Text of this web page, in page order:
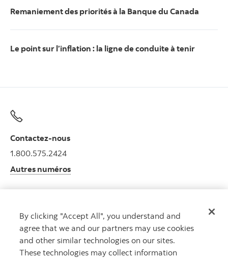
Remaniement des priorités à la Banque du Canada
Le point sur l’inflation : la ligne de conduite à tenir
Contactez-nous
1.800.575.2424
Autres numéros
Obtenir des conseils
Rencontrez un conseiller.
Prenez rendez-vous
By clicking "Accept All", you understand and
agree that we and our partners may use cookies
and other similar technologies on our sites.
These technologies may collect information